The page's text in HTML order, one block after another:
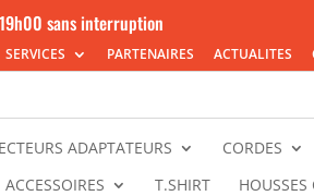
sans interruption
SERVICES PARTENAIRES ACTUALITES
ADAPTATEURS CORDES
ACCESSOIRES T.SHIRT HOUSSES